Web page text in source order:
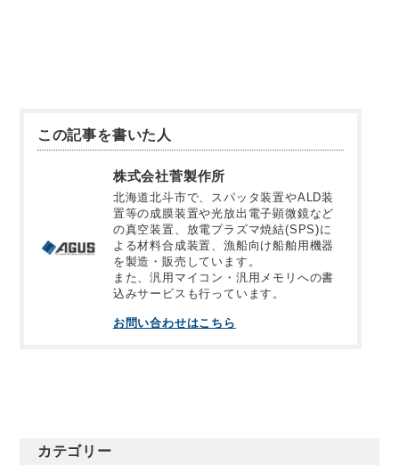
この記事を書いた人
株式会社菅製作所
北海道北斗市で、スパッタ装置やALD装
置等の成膜装置や光放出電子顕微鏡など
の真空装置、放電プラズマ焼結(SPS)に
よる材料合成装置、漁船向け船舶用機器
を製造・販売しています。
また、汎用マイコン・汎用メモリへの書
込みサービスも行っています。
お問い合わせはこちら
カテゴリー